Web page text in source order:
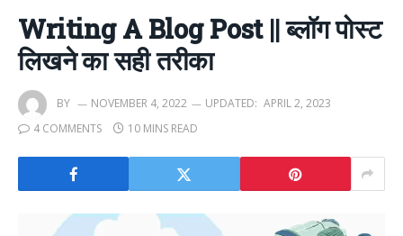
Writing A Blog Post || ब्लॉग पोस्ट
लिखने का सही तरीका
BY NOVEMBER 4, 2022 UPDATED: APRIL 2, 2023
4 COMMENTS
10 MINS READ